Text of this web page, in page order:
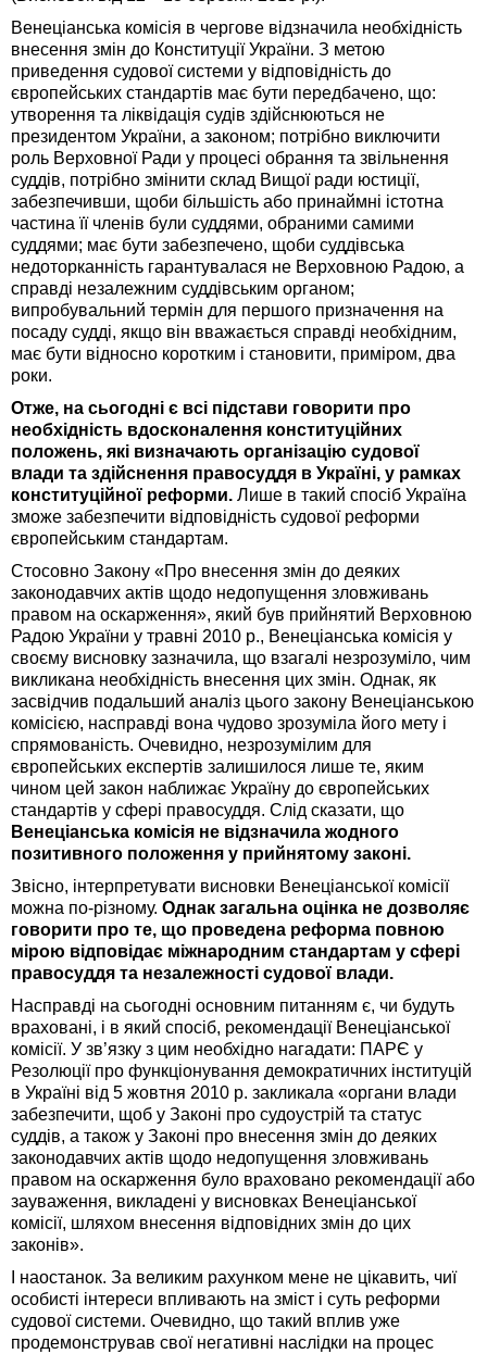
Венеціанська комісія в чергове відзначила необхідність
внесення змін до Конституції України. З метою
приведення судової системи у відповідність до
європейських стандартів має бути передбачено, що:
утворення та ліквідація судів здійснюються не
президентом України, а законом; потрібно виключити
роль Верховної Ради у процесі обрання та звільнення
суддів, потрібно змінити склад Вищої ради юстиції,
забезпечивши, щоби більшість або принаймні істотна
частина її членів були суддями, обраними самими
суддями; має бути забезпечено, щоби суддівська
недоторканність гарантувалася не Верховною Радою, а
справді незалежним суддівським органом;
випробувальний термін для першого призначення на
посаду судді, якщо він вважається справді необхідним,
має бути відносно коротким і становити, приміром, два
роки.
Отже, на сьогодні є всі підстави говорити про
необхідність вдосконалення конституційних
положень, які визначають організацію судової
влади та здійснення правосуддя в Україні, у рамках
конституційної реформи. Лише в такий спосіб Україна
зможе забезпечити відповідність судової реформи
європейським стандартам.
Стосовно Закону «Про внесення змін до деяких
законодавчих актів щодо недопущення зловживань
правом на оскарження», який був прийнятий Верховною
Радою України у травні 2010 р., Венеціанська комісія у
своєму висновку зазначила, що взагалі незрозуміло, чим
викликана необхідність внесення цих змін. Однак, як
засвідчив подальший аналіз цього закону Венеціанською
комісією, насправді вона чудово зрозуміла його мету і
спрямованість. Очевидно, незрозумілим для
європейських експертів залишилося лише те, яким
чином цей закон наближає Україну до європейських
стандартів у сфері правосуддя. Слід сказати, що
Венеціанська комісія не відзначила жодного
позитивного положення у прийнятому законі.
Звісно, інтерпретувати висновки Венеціанської комісії
можна по-різному. Однак загальна оцінка не дозволяє
говорити про те, що проведена реформа повною
мірою відповідає міжнародним стандартам у сфері
правосуддя та незалежності судової влади.
Насправді на сьогодні основним питанням є, чи будуть
враховані, і в який спосіб, рекомендації Венеціанської
комісії. У зв’язку з цим необхідно нагадати: ПАРЄ у
Резолюції про функціонування демократичних інституцій
в Україні від 5 жовтня 2010 р. закликала «органи влади
забезпечити, щоб у Законі про судоустрій та статус
суддів, а також у Законі про внесення змін до деяких
законодавчих актів щодо недопущення зловживань
правом на оскарження було враховано рекомендації або
зауваження, викладені у висновках Венеціанської
комісії, шляхом внесення відповідних змін до цих
законів».
І наостанок. За великим рахунком мене не цікавить, чиї
особисті інтереси впливають на зміст і суть реформи
судової системи. Очевидно, що такий вплив уже
продемонстрував свої негативні наслідки на процес